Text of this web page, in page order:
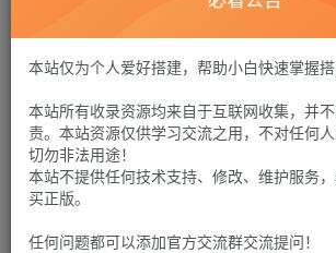
战神传奇126
他服务器的导致问题自行解决，搭建出来后进
-736021860---GM游戏AI网---管理员《易云服务
https://123.yxjs.ltd/cart》。】
30 限时特惠
个人会员G币9.9
付费资源
本站仅为个人爱好搭建，帮助小白快速掌握搭
本站所有收录资源均来自于互联网收集，并
责。本站资源仅供学习交流之用，不对任何人
切勿非法用途！
本站不提供任何技术支持、修改、维护服务
买正版。
任何问题都可以添加官方交流群交流提问！